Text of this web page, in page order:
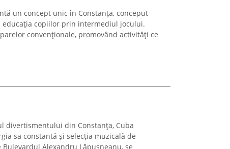
un concept unic în Constanța, conceput
copiilor prin intermediul jocului.
convenționale, promovând activități ce
divertismentului din Constanța, Cuba
sa constantă și selecția muzicală de
Alexandru Lăpușneanu, se